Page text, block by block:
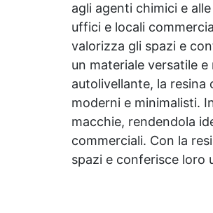
agli agenti chimici e
uffici e locali
valorizza gli spazi e
un materiale versatile
autolivellante, la
moderni e minimalisti.
macchie, rendendola
commerciali. Con la
spazi e conferisce loro